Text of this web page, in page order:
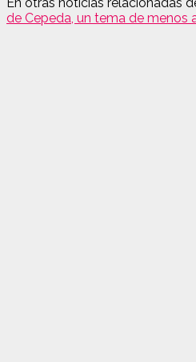
de Cepeda, un tema de menos